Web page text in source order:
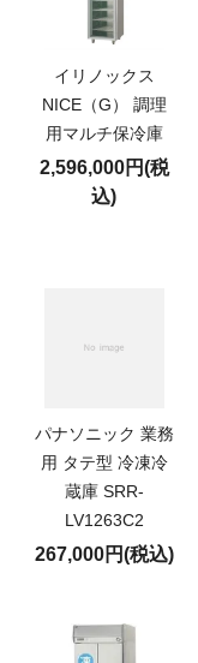
イリノックス
NICE（G） 調理
用マルチ保冷庫
2,596,000円(税
込)
パナソニック 業務
用 タテ型 冷凍冷
蔵庫 SRR-
LV1263C2
267,000円(税込)